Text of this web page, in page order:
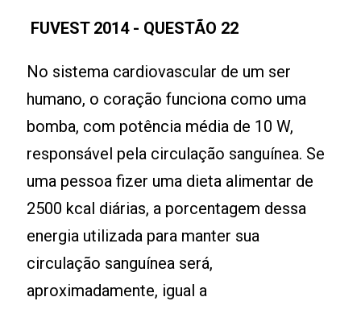
FUVEST 2014 - QUESTÃO 22
No sistema cardiovascular de um ser
humano, o coração funciona como uma
bomba, com potência média de 10 W,
responsável pela circulação sanguínea. Se
uma pessoa fizer uma dieta alimentar de
2500 kcal diárias, a porcentagem dessa
energia utilizada para manter sua
circulação sanguínea será,
aproximadamente, igual a